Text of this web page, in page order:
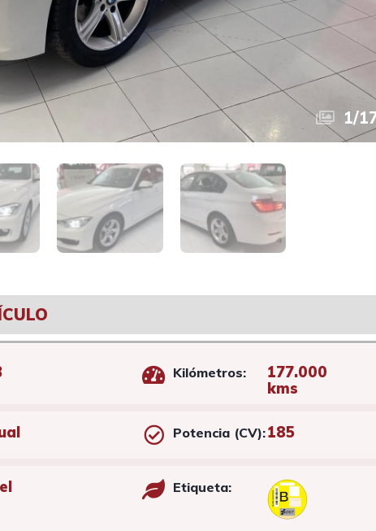
1/
Kilómetros:
177.000
kms
Potencia (CV):185
Etiqueta: